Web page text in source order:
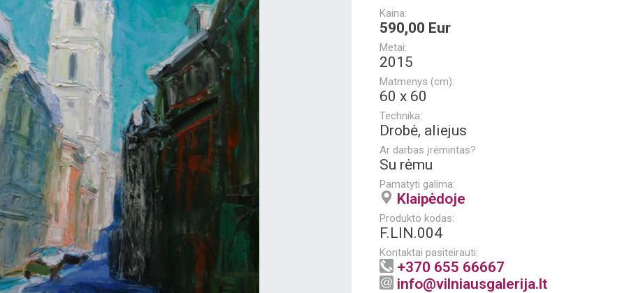
Kaina:
590,00 Eur
Metai:
2015
Matmenys (cm):
60 x 60
Technika:
Drobė, aliejus
Ar darbas įrėmintas?
Su rėmu
Pamatyti galima:
Klaipėdoje
Produkto kodas:
F.LIN.004
Kontaktai pasiteirauti:
+370 655 66667
info@vilniausgalerija.lt